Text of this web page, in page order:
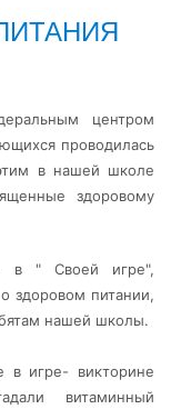
центром
проводилась
в нашей школе
здоровому
в " Своей игре",
здоровом питании,
нашей школы.
в игре- викторине
витаминный